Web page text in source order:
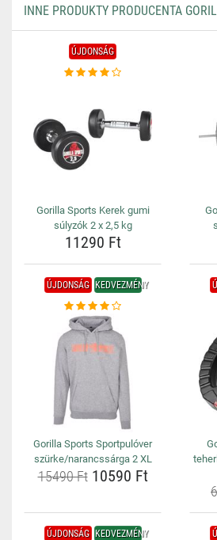
INNE PRODUKTY PRODUCENTA
ÚJDONSÁG
Gorilla Sports Kerek gumi
súlyzók 2 x 2,5 kg
11290 Ft
ÚJDONSÁG KEDVEZMÉNY
Gorilla Sports Sportpulóver
szürke/narancssárga 2 XL
15490 Ft10590 Ft
ÚJDONSÁG KEDVEZMÉNY